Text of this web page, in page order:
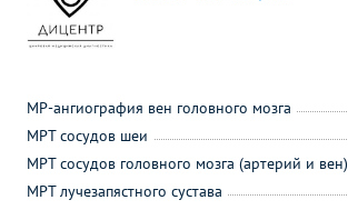
МР-ангиография вен головного мозга
МРТ сосудов шеи
МРТ сосудов головного мозга (артерий и вен)
МРТ лучезапястного сустава